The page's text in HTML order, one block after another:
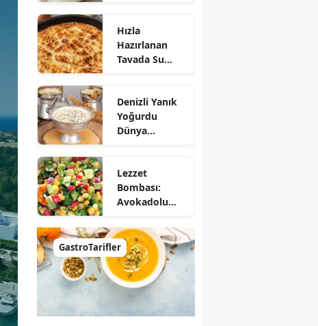
Hızla
Hazırlanan
Tavada Su
Sofralarınıza
Lezzet Katın!
Denizli Yanık
Yoğurdu
Dünya
Lezzet
Bombası:
Avokadolu
Nasıl Yapılır?
GastroTarifler